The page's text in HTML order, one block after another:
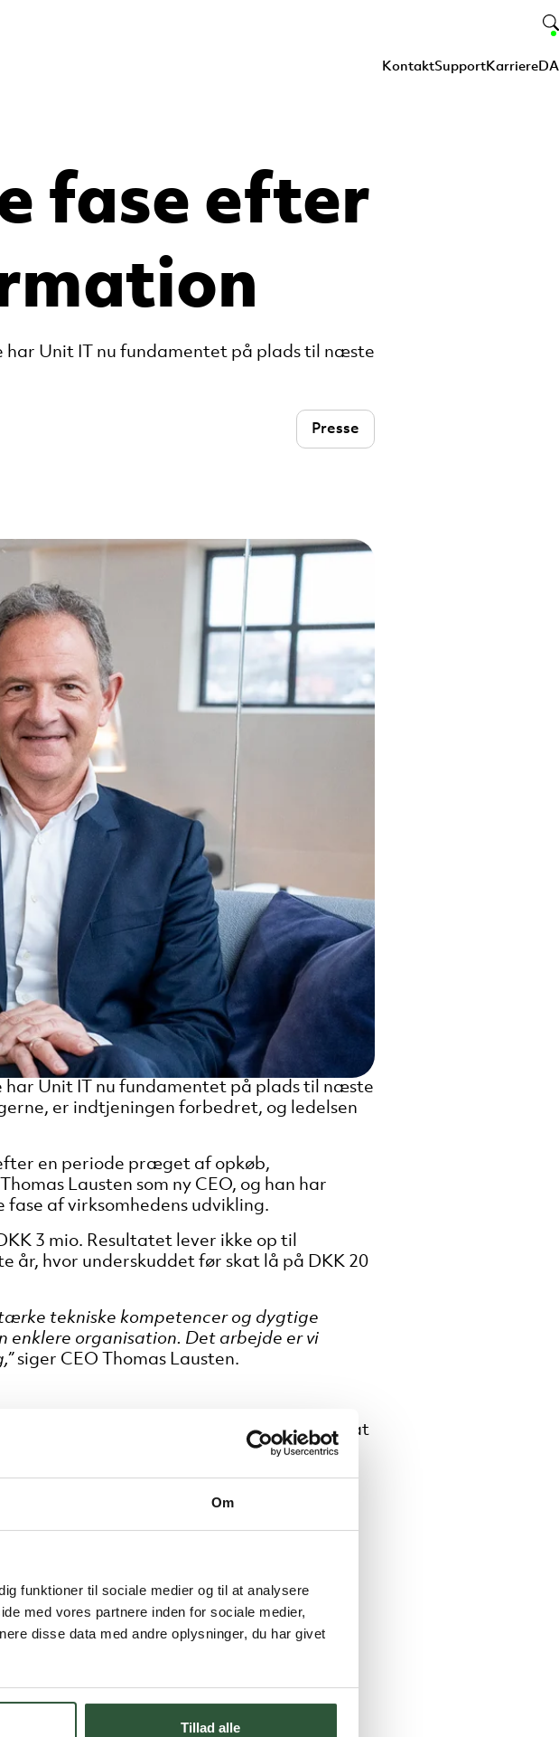
Om
funktioner til sociale medier og til at analysere
med vores partnere inden for sociale medier,
disse data med andre oplysninger, du har givet
Tillad alle
KontaktSupportKarriereDA
fase efter
Unit IT nu fundamentet på plads til næste
Presse
Unit IT nu fundamentet på plads til næste
er indtjeningen forbedret, og ledelsen
en periode præget af opkøb,
Lausten som ny CEO, og han har
af virksomhedens udvikling.
3 mio. Resultatet lever ikke op til
år, hvor underskuddet før skat lå på DKK 20
tekniske kompetencer og dygtige
enklere organisation. Det arbejde er vi
siger CEO Thomas Lausten.
har man i det forgangne år arbejdet med at
processer og organisationslag ogskabt
med, og man står i dag med et
til værdi for kunderne.
oplevelse af Unit IT. Det har givet mig et
høj faglighed, stabilitet og en
efter,”
data- og cloudløsninger har
hvem der har adgang til dem, og hvilke
og AI – områder, hvor Unit IT står